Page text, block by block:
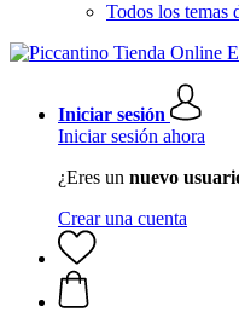
Todos los temas
Iniciar sesión
Iniciar sesión ahora
¿Eres un nuevo
Crear una cuenta